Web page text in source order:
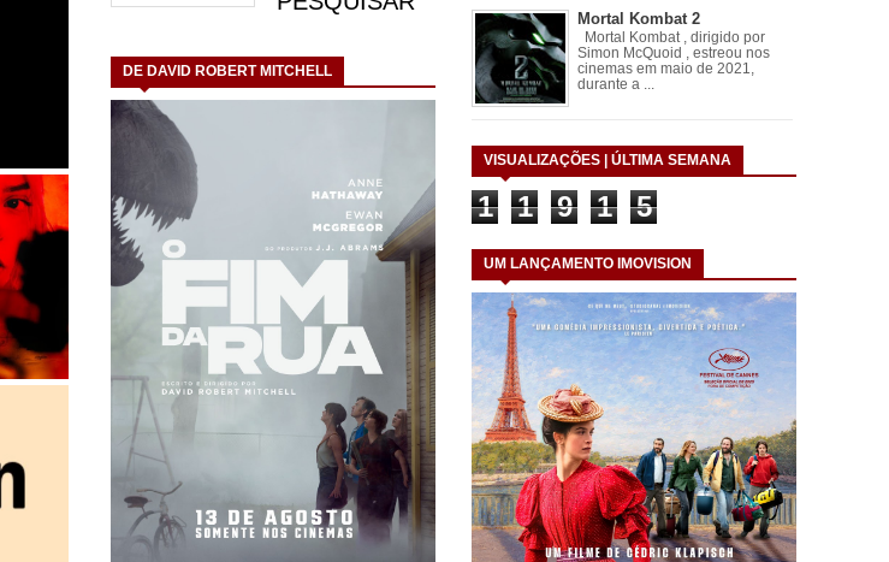
DE DAVID ROBERT MITCHELL
Mortal Kombat 2
Mortal Kombat , dirigido por
Simon McQuoid , estreou nos
cinemas em maio de 2021,
durante a ...
VISUALIZAÇÕES | ÚLTIMA SEMANA
1 1 9 1 5
UM LANÇAMENTO IMOVISION